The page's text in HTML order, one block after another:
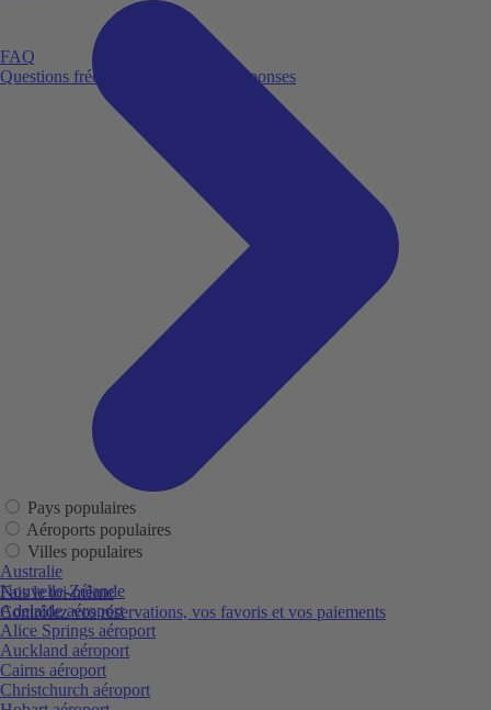
FAQ
Questions fréquemment posées et réponses
Fais le toi-même
Contrôlez vos réservations, vos favoris et vos paiements
Pays populaires
Aéroports populaires
Villes populaires
Australie
Nouvelle-Zélande
Adelaide aéroport
Alice Springs aéroport
Auckland aéroport
Cairns aéroport
Christchurch aéroport